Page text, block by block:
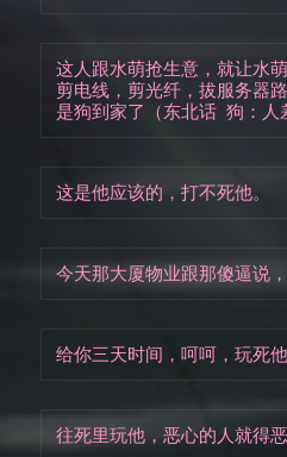
这人跟水萌抢生意，就让水
剪电线，剪光纤，拔服务器
是狗到家了（东北话 狗：人
这是他应该的，打不死他。
今天那大厦物业跟那傻逼说
给你三天时间，呵呵，玩死他
往死里玩他，恶心的人就得